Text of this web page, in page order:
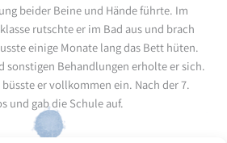
beider Beine und Hände führte. Im
rutschte er im Bad aus und brach
einige Monate lang das Bett hüten.
sonstigen Behandlungen erholte er sich.
er vollkommen ein. Nach der 7.
und gab die Schule auf.